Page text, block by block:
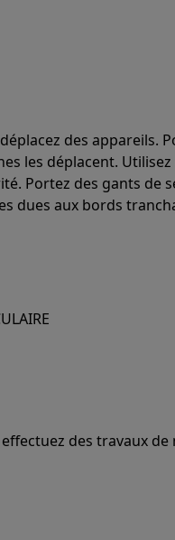
des appareils.
les déplacent.
Portez des gants de
dues aux bords
des travaux